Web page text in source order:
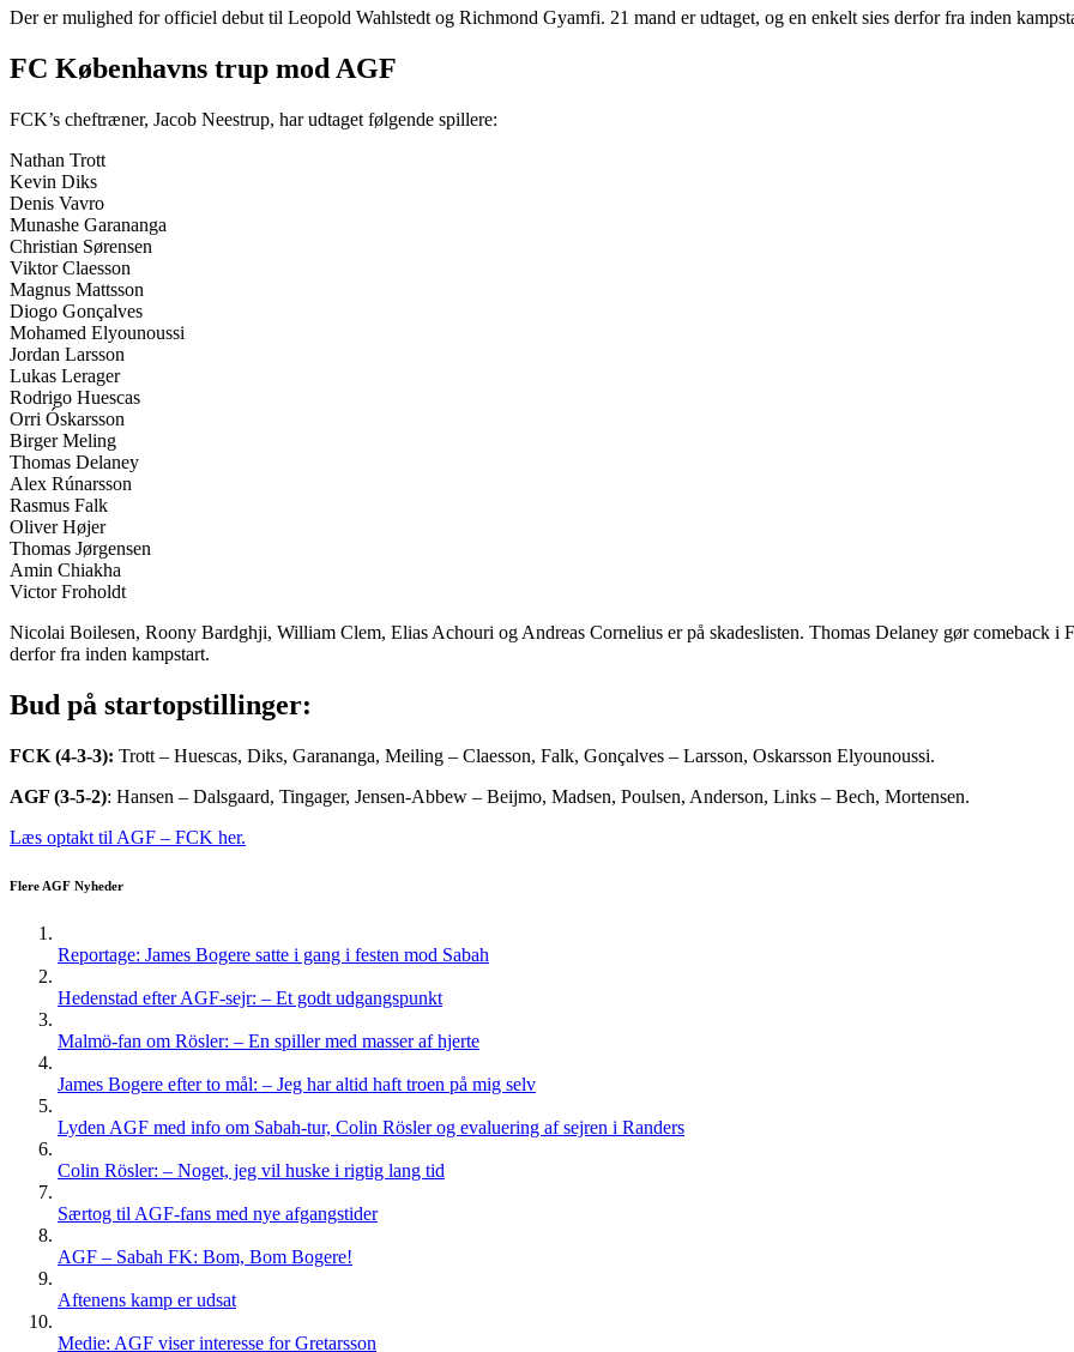
Der er mulighed for officiel debut til Leopold Wahlstedt og Richmond Gyamfi. 21 mand er udtaget, og en enkelt sies derfor fra inden
FC Københavns trup mod AGF
FCK’s cheftræner, Jacob Neestrup, har udtaget følgende spillere:
Nathan Trott
Kevin Diks
Denis Vavro
Munashe Garananga
Christian Sørensen
Viktor Claesson
Magnus Mattsson
Diogo Gonçalves
Mohamed Elyounoussi
Jordan Larsson
Lukas Lerager
Rodrigo Huescas
Orri Óskarsson
Birger Meling
Thomas Delaney
Alex Rúnarsson
Rasmus Falk
Oliver Højer
Thomas Jørgensen
Amin Chiakha
Victor Froholdt
Nicolai Boilesen, Roony Bardghji, William Clem, Elias Achouri og Andreas Cornelius er på skadeslisten. Thomas Delaney gør comeback i
derfor fra inden kampstart.
Bud på startopstillinger:
FCK (4-3-3): Trott – Huescas, Diks, Garananga, Meiling – Claesson, Falk, Gonçalves – Larsson, Oskarsson Elyounoussi.
AGF (3-5-2): Hansen – Dalsgaard, Tingager, Jensen-Abbew – Beijmo, Madsen, Poulsen, Anderson, Links – Bech, Mortensen.
Læs optakt til AGF – FCK her.
Flere AGF Nyheder
Reportage: James Bogere satte i gang i festen mod Sabah
Hedenstad efter AGF-sejr: – Et godt udgangspunkt
Malmö-fan om Rösler: – En spiller med masser af hjerte
James Bogere efter to mål: – Jeg har altid haft troen på mig selv
Lyden AGF med info om Sabah-tur, Colin Rösler og evaluering af sejren i Randers
Colin Rösler: – Noget, jeg vil huske i rigtig lang tid
Særtog til AGF-fans med nye afgangstider
AGF – Sabah FK: Bom, Bom Bogere!
Aftenens kamp er udsat
Medie: AGF viser interesse for Gretarsson